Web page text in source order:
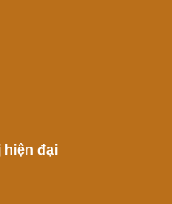
hiện đại